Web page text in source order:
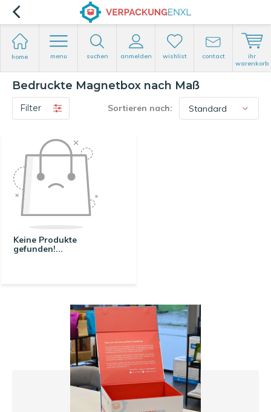
home menu suchen anmelden wishlist contact
ihr
warenkorb
Bedruckte Magnetbox nach Maß
Filter Sortieren nach:
Keine Produkte
gefunden!...